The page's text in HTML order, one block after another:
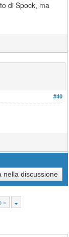
di Spock, ma
#40
»